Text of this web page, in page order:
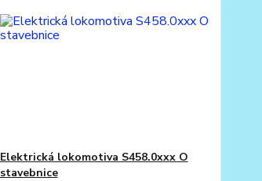
Elektrická lokomotiva S458.0xxx O
stavebnice